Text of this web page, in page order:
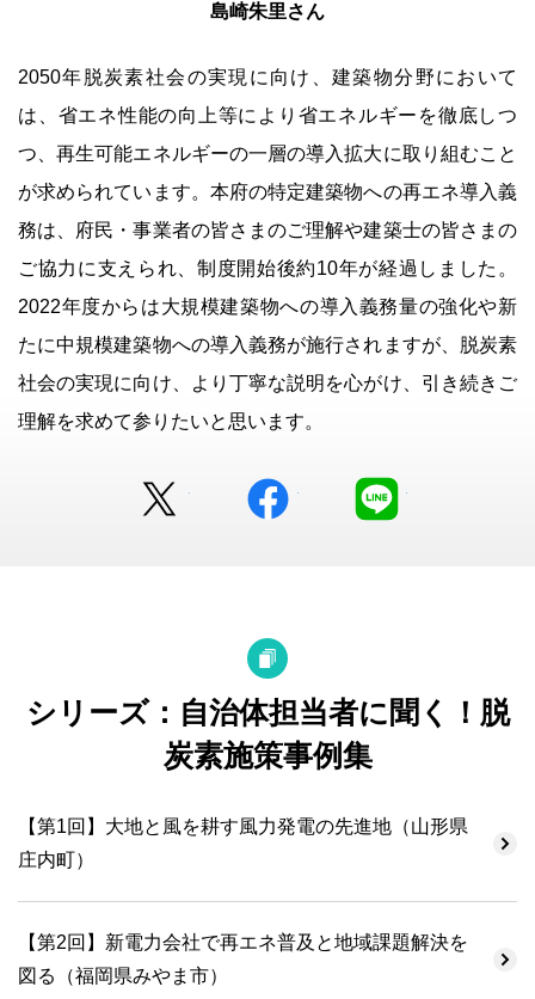
島崎朱里さん
2050年脱炭素社会の実現に向け、建築物分野において
は、省エネ性能の向上等により省エネルギーを徹底しつ
つ、再生可能エネルギーの一層の導入拡大に取り組むこと
が求められています。本府の特定建築物への再エネ導入義
務は、府民・事業者の皆さまのご理解や建築士の皆さまの
ご協力に支えられ、制度開始後約10年が経過しました。
2022年度からは大規模建築物への導入義務量の強化や新
たに中規模建築物への導入義務が施行されますが、脱炭素
社会の実現に向け、より丁寧な説明を心がけ、引き続きご
理解を求めて参りたいと思います。
facebook
シリーズ：自治体担当者に聞く！脱
炭素施策事例集
【第1回】大地と風を耕す風力発電の先進地（山形県
庄内町）
【第2回】新電力会社で再エネ普及と地域課題解決を
図る（福岡県みやま市）